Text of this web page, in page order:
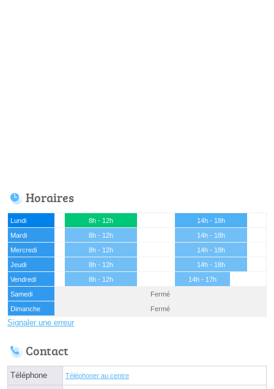
Horaires
Lundi 8h - 12h
14h - 18h
Mardi
8h - 12h
14h - 18h
Mercredi
8h - 12h
14h - 18h
Jeudi
8h - 12h
14h - 18h
Vendredi
8h - 12h
14h - 17h
Samedi
Fermé
Dimanche
Fermé
Signaler une erreur
Contact
Téléphone Téléphoner au centre